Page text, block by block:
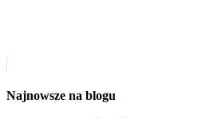
Najnowsze na blogu